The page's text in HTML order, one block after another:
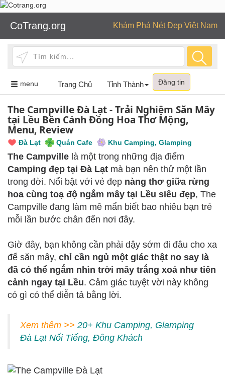
CoTrang.org Khám Phá Nét Đẹp Việt Nam
menu Toggle
navigation
Trang Chủ Tỉnh Thành Đăng tin
The Campville Đà Lạt - Trải Nghiệm Săn Mây
tại Lều Bên Cánh Đồng Hoa Thơ Mộng,
Menu, Review
Đà Lạt Quán Cafe Khu Camping, Glamping
The Campville là một trong những địa điểm
Camping đẹp tại Đà Lạt mà bạn nên thử một lần
trong đời. Nổi bật với vẻ đẹp nàng thơ giữa rừng
hoa cùng toạ độ ngắm mây tại Lều siêu đẹp, The
Campville đang làm mê mẩn biết bao nhiêu bạn trẻ
mỗi lần bước chân đến nơi đây.
Giờ đây, bạn không cần phải dậy sớm đi đâu cho xa
để săn mây, chỉ cần ngủ một giác thật no say là
đã có thể ngắm nhìn trời mây trắng xoá như tiên
cảnh ngay tại Lều. Cảm giác tuyệt vời này không
có gì có thể diễn tả bằng lời.
Xem thêm >> 20+ Khu Camping, Glamping
Đà Lạt Nổi Tiếng, Đông Khách